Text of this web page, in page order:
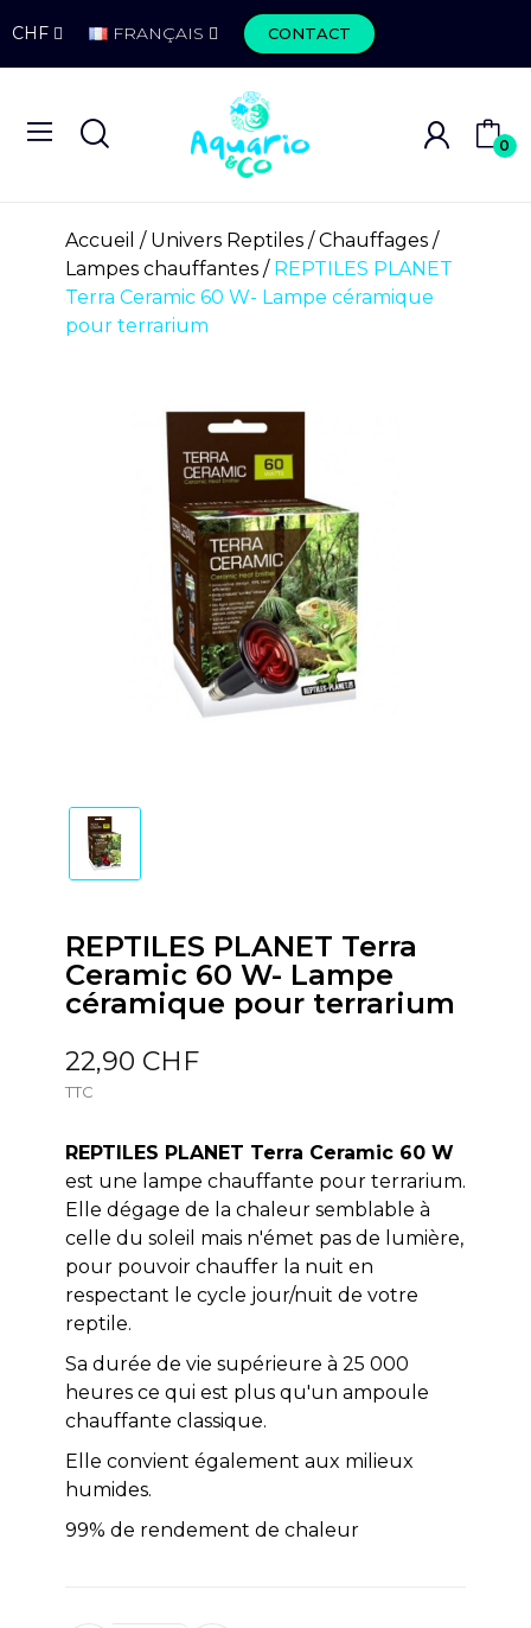
CHF FRANÇAIS CONTACT
0
Accueil Univers Reptiles
Chauffages
Lampes chauffantes
REPTILES PLANET
Terra Ceramic 60 W- Lampe céramique
pour terrarium
REPTILES PLANET Terra
Ceramic 60 W- Lampe
céramique pour terrarium
22,90 CHF
TTC
REPTILES PLANET Terra Ceramic 60 W
est une lampe chauffante pour terrarium.
Elle dégage de la chaleur semblable à
celle du soleil mais n'émet pas de lumière,
pour pouvoir chauffer la nuit en
respectant le cycle jour/nuit de votre
reptile.
Sa durée de vie supérieure à 25 000
heures ce qui est plus qu'un ampoule
chauffante classique.
Elle convient également aux milieux
humides.
99% de rendement de chaleur